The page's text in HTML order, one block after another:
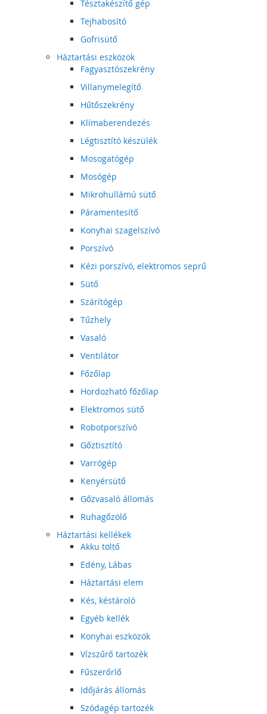
Tésztakészítő gép
Tejhabosító
Gofrisütő
Háztartási eszközök
Fagyasztószekrény
Villanymelegítő
Hűtőszekrény
Klímaberendezés
Légtisztító készülék
Mosogatógép
Mosógép
Mikrohullámú sütő
Páramentesítő
Konyhai szagelszívó
Porszívó
Kézi porszívó, elektromos seprű
Sütő
Szárítógép
Tűzhely
Vasaló
Ventilátor
Főzőlap
Hordozható főzőlap
Elektromos sütő
Robotporszívó
Gőztisztító
Varrógép
Kenyérsütő
Gőzvasaló állomás
Ruhagőzölő
Háztartási kellékek
Akku töltő
Edény, Lábas
Háztartási elem
Kés, késtároló
Egyéb kellék
Konyhai eszközök
Vízszűrő tartozék
Fűszerőrlő
Időjárás állomás
Szódagép tartozék